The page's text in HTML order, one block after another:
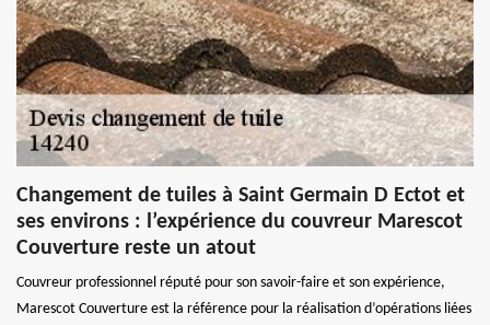
Changement de tuiles à Saint Germain D Ectot et
ses environs : l’expérience du couvreur Marescot
Couverture reste un atout
Couvreur professionnel réputé pour son savoir-faire et son expérience,
Marescot Couverture est la référence pour la réalisation d’opérations liées